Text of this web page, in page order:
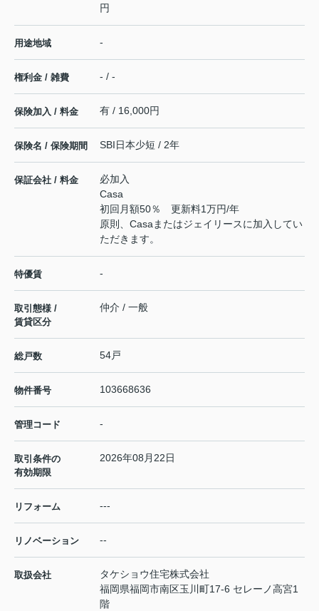
円
用途地域 -
権利金 / 雑費 - / -
保険加入 / 料金 有 / 16,000円
保険名 / 保険期間 SBI日本少短 / 2年
保証会社 / 料金
必加入
Casa
初回月額50％ 更新料1万円/年
原則、Casaまたはジェイリースに加入してい
ただきます。
特優賃 -
取引態様 /
賃貸区分
仲介 / 一般
総戸数 54戸
物件番号 103668636
管理コード -
取引条件の
有効期限
2026年08月22日
リフォーム ---
リノベーション --
取扱会社
タケショウ住宅株式会社
福岡県福岡市南区玉川町17-6 セレーノ高宮1
階